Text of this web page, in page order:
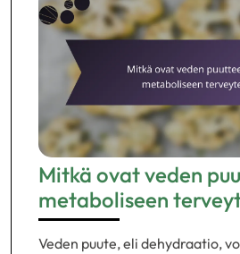
Mitkä ovat veden
metaboliseen
Veden puute, eli dehydraatio,